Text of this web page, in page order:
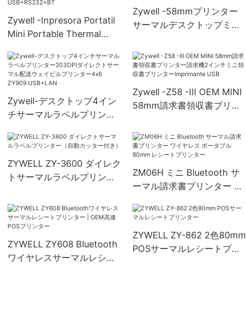
Zywell -Inpresora Portatil
Mini Portable Thermal
帯電話領収書プリンター
USB+RS232+BT
Zywell -58mmプリンター
サーマルデスクトップミニ
シートプリンターポータブ
ルUSB+BT
Zywell-デスクトップ4イン
チサーマルラベルプリンタ
ル配送ウェイビルプリンタ
Zywell -Z58 -III OEM MINI
58mm請求書領収書プリン
書プリンターImprimante
USB
ZYWELL ZY-3600 ダイレク
トサーマルラベルプリンタ
ZM06H ミニ Bluetooth サ
ーマル請求書プリンター ワ
レシートプリンター
ZYWELL ZY608 Bluetooth
ワイヤレスサーマルレシー
ZYWELL ZY-862 2色80mm
POSサーマルレシートプリ